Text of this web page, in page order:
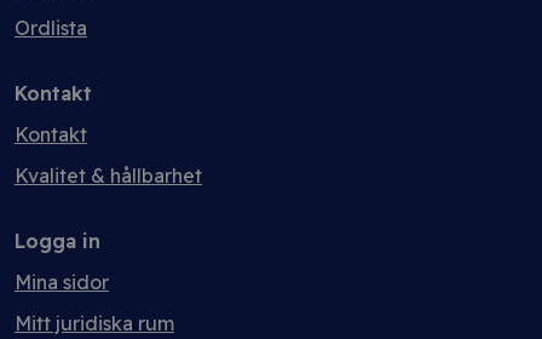
Ordlista
Kontakt
Kontakt
Kvalitet & hållbarhet
Logga in
Mina sidor
Mitt juridiska rum